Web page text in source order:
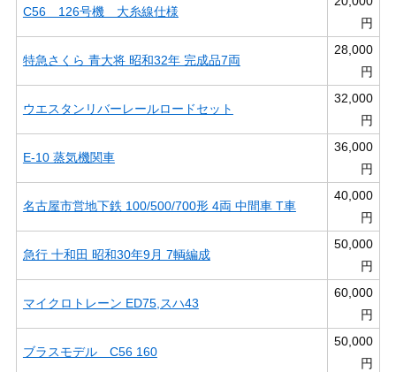
C56 126号機 大糸線仕様
円
特急さくら 青大将 昭和32年 完成品7両
28,000
円
ウエスタンリバーレールロードセット
32,000
円
E-10 蒸気機関車
36,000
円
名古屋市営地下鉄 100/500/700形 4両 中間車 T車
40,000
円
急行 十和田 昭和30年9月 7輌編成
50,000
円
マイクロトレーン ED75,スハ43
60,000
円
ブラスモデル C56 160
50,000
円